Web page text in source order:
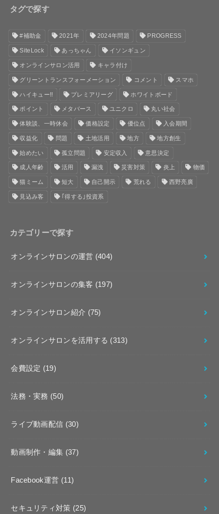
タグで探す
#補助金 2021年 2024年問題 PROGRESS
SiteLock あっちゃん イソンギュン
オンラインサロン活用 キャラ付け
グリーントランスフォーメーション コメント スマホ
ハイキュー!! プレミアリーグ ホワイトボード
ポイント メタバース ユニクロ 丸い社会
体験談、一時休会 価格設定 優位点 入会期間
収益化 問題 土地活用 地方 地方創生
始めたい 孤立問題 安定収入 意思決定
成人年齢 活用 漏洩 災害対策 炎上 物価
猫ミーム 短大 自己開示 荒れる 西野亮廣
見込み客 ｢得する｣投資系
カテゴリーで探す
オンラインサロンの運営 (404)
オンラインサロンの集客 (197)
オンラインサロン紹介 (75)
オンラインサロンを活用する (313)
会費設定 (19)
法務・実務 (50)
ライブ動画配信 (30)
動画制作・編集 (37)
Facebook運営 (11)
セキュリティ対策 (25)